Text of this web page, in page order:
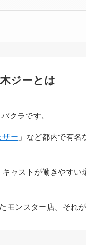
ジーとは
クラです。
ザー 」など都内で有名
ャストが働きやすい
ンスター店。それ